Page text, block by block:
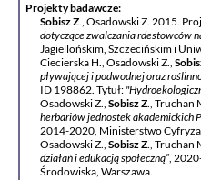
Projekty badawcze:
Sobisz Z., Osadowski Z. 2015.
dotyczące zwalczaniardestowców
Jagiellońskim, Szczecińskim i
Ciecierska H., Osadowski Z.,
pływającej i podwodnej oraz
ID 198862. Tytuł:
Osadowski Z., Sobisz Z., Truchan
herbariów jednostekakademickich
2014-2020, Ministerstwo
Osadowski Z., Sobisz Z., Truchan
działań iedukacją społeczną”,
Środowiska, Warszawa.